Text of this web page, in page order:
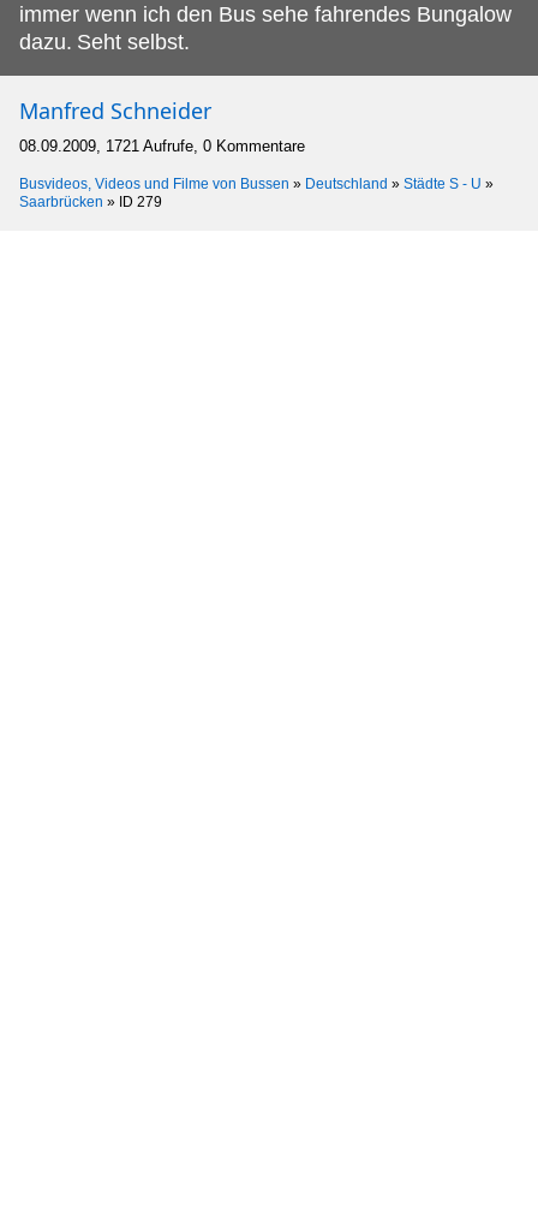
immer wenn ich den Bus sehe fahrendes Bungalow
dazu. Seht selbst.
Manfred Schneider
08.09.2009, 1721 Aufrufe, 0 Kommentare
Busvideos, Videos und Filme von Bussen » Deutschland » Städte S - U »
Saarbrücken » ID 279